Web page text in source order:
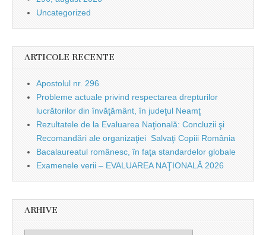
Uncategorized
ARTICOLE RECENTE
Apostolul nr. 296
Probleme actuale privind respectarea drepturilor
lucrătorilor din învăţământ, în judeţul Neamţ
Rezultatele de la Evaluarea Naţională: Concluzii şi
Recomandări ale organizaţiei Salvaţi Copiii România
Bacalaureatul românesc, în faţa standardelor globale
Examenele verii – EVALUAREA NAŢIONALĂ 2026
ARHIVE